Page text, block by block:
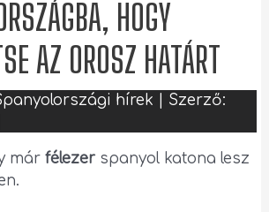
HOGY
AZ OROSZ HATÁRT
hírek | Szerző:
márfélezer spanyol katona lesz